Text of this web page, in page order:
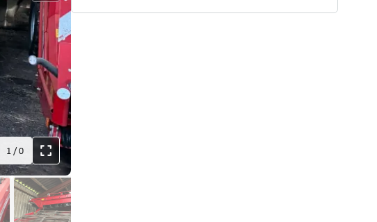
1/0